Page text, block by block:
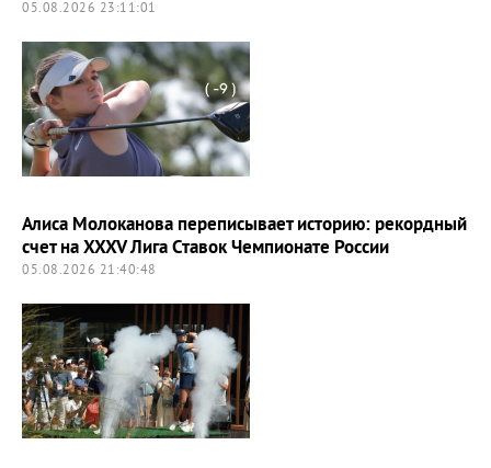
05.08.2026 23:11:01
Алиса Молоканова переписывает историю: рекордный
счет на XXXV Лига Ставок Чемпионате России
05.08.2026 21:40:48